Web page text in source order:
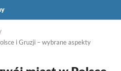
i Gruzji – wybrane aspekty